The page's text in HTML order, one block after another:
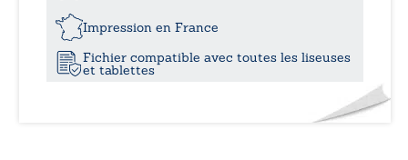
Impression en France
Fichier compatible avec toutes les liseuses
et tablettes